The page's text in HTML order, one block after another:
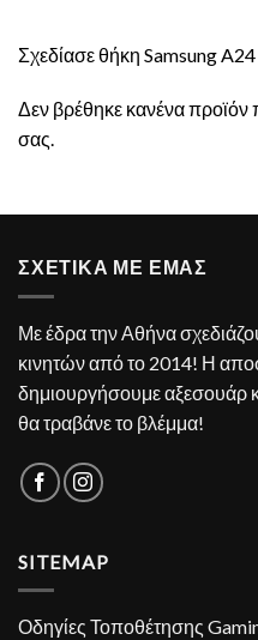
Σχεδίασε θήκη Samsung A24
Δεν βρέθηκε κανένα προϊόν
σας.
ΣΧΕΤΙΚΑ ΜΕ ΕΜΑΣ
Με έδρα την Αθήνα
κινητών από το 2014! Η
δημιουργήσουμε αξεσουάρ
θα τραβάνε το βλέμμα!
SITEMAP
Οδηγίες Τοποθέτησης